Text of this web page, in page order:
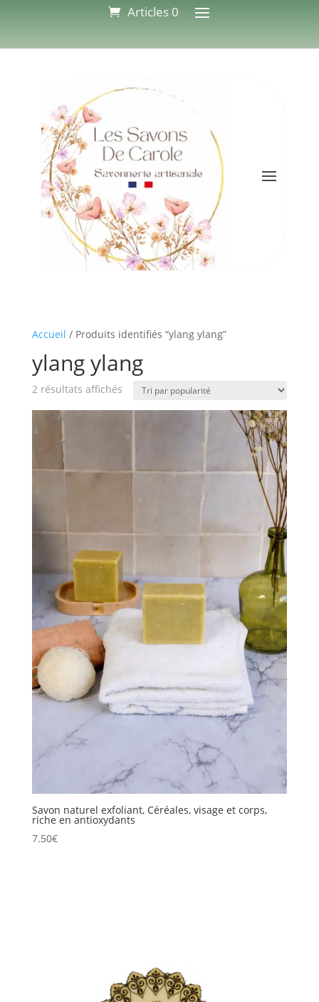
Articles 0
Accueil / Produits identifiés “ylang ylang”
ylang ylang
2 résultats affichésTrié
Savon naturel exfoliant, Céréales, visage et corps,
riche en antioxydants
7.50€